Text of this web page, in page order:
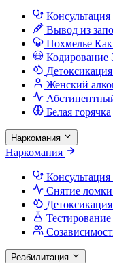
Консультация
Вывод из
Похмелье Как
Кодирование
Детоксикация
Женский
Белая горячка
Наркомания
Наркомания
Консультация
Снятие ломки
Реабилитация